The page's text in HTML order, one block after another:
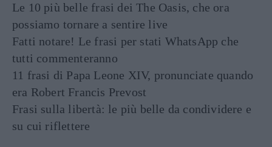
Le 10 più belle frasi dei The Oasis, che ora
possiamo tornare a sentire live
Fatti notare! Le frasi per stati WhatsApp che
tutti commenteranno
11 frasi di Papa Leone XIV, pronunciate quando
era Robert Francis Prevost
Frasi sulla libertà: le più belle da condividere e
su cui riflettere